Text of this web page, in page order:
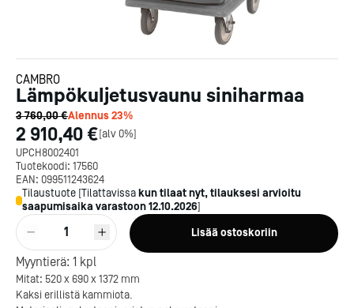
CAMBRO
Lämpökuljetusvaunu siniharmaa
3 760,00 €Alennus23%
2 910,40 €[alv 0%]
UPCH8002401
Tuotekoodi: 17560
EAN: 099511243624
Tilaustuote [Tilattavissa kun tilaat nyt, tilauksesi arvioitu
saapumisaika varastoon12.10.2026]
1 Lisää ostoskoriin
Myyntierä: 1 kpl
Mitat: 520 x 690 x 1372 mm
Kaksi erillistä kammiota.